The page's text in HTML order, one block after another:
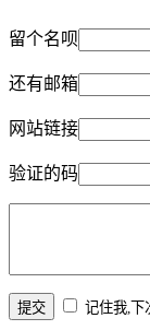
留个名呗
还有邮箱
网站链接
验证的码
记住我,下